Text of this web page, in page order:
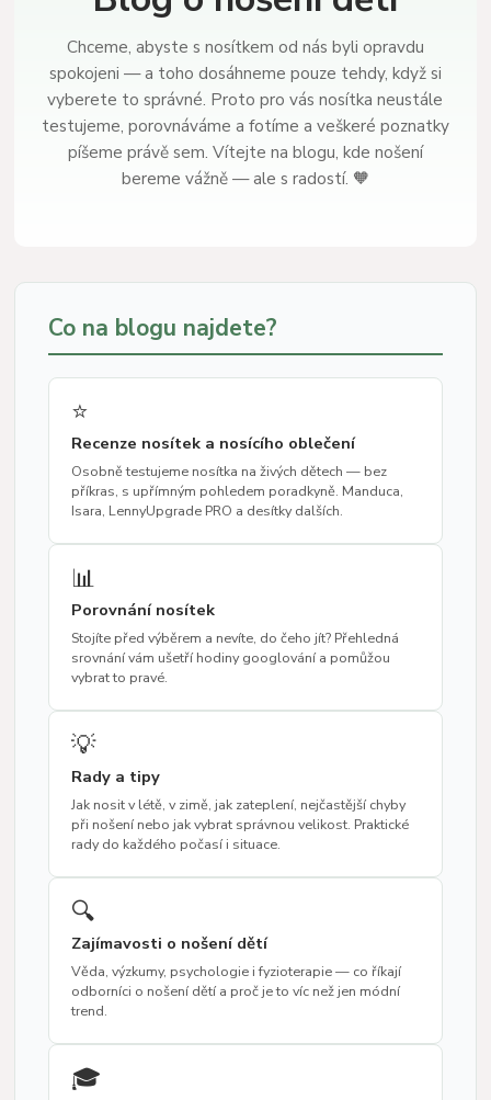
Chceme, abyste s nosítkem od nás byli opravdu
spokojeni — a toho dosáhneme pouze tehdy, když si
vyberete to správné. Proto pro vás nosítka neustále
testujeme, porovnáváme a fotíme a veškeré poznatky
píšeme právě sem. Vítejte na blogu, kde nošení
bereme vážně — ale s radostí. 🧡
Co na blogu najdete?
⭐
Recenze nosítek a nosícího oblečení
Osobně testujeme nosítka na živých dětech — bez
příkras, s upřímným pohledem poradkyně. Manduca,
Isara, LennyUpgrade PRO a desítky dalších.
📊
Porovnání nosítek
Stojíte před výběrem a nevíte, do čeho jít? Přehledná
srovnání vám ušetří hodiny googlování a pomůžou
vybrat to pravé.
💡
Rady a tipy
Jak nosit v létě, v zimě, jak zateplení, nejčastější chyby
při nošení nebo jak vybrat správnou velikost. Praktické
rady do každého počasí i situace.
🔍
Zajímavosti o nošení dětí
Věda, výzkumy, psychologie i fyzioterapie — co říkají
odborníci o nošení dětí a proč je to víc než jen módní
trend.
🎓